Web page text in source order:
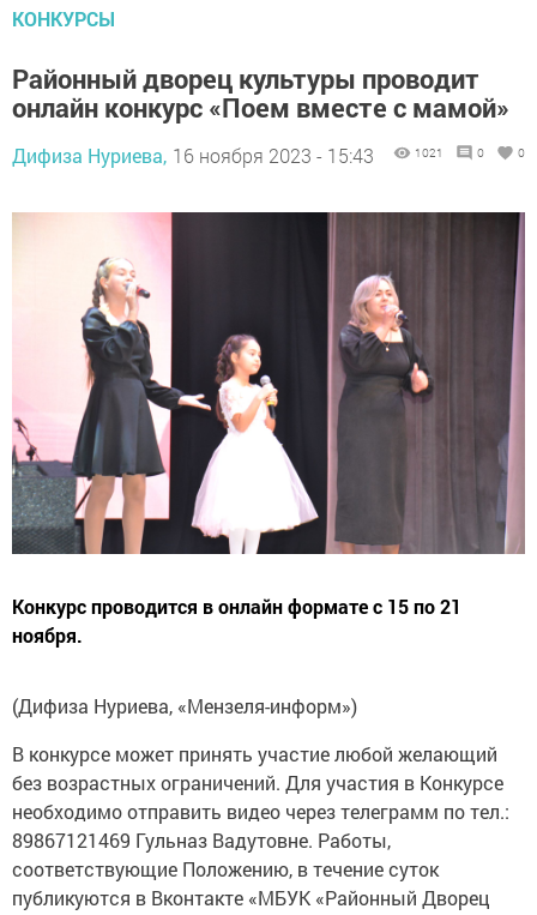
КОНКУРСЫ
Районный дворец культуры проводит
онлайн конкурс «Поем вместе с мамой»
Дифиза Нуриева, 16 ноября 2023 - 15:43 1021 0 0
Конкурс проводится в онлайн формате с 15 по 21
ноября.
(Дифиза Нуриева, «Мензеля-информ»)
В конкурсе может принять участие любой желающий
без возрастных ограничений. Для участия в Конкурсе
необходимо отправить видео через телеграмм по тел.:
89867121469 Гульназ Вадутовне. Работы,
соответствующие Положению, в течение суток
публикуются в Вконтакте «МБУК «Районный Дворец